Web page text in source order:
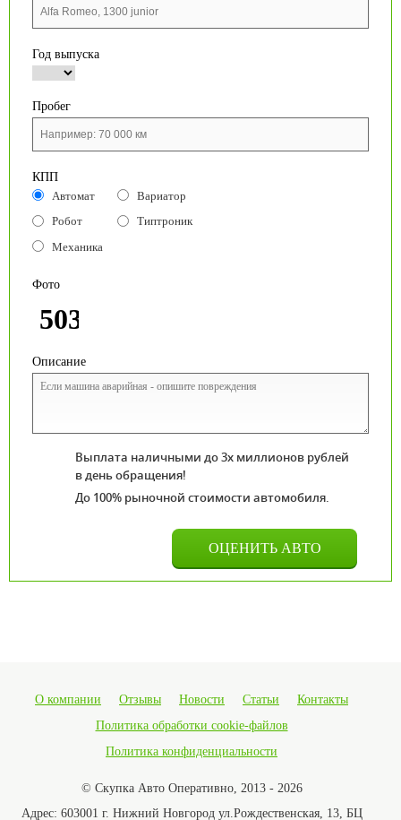
Год выпуска
Пробег
КПП
Автомат
Вариатор
Робот
Типтроник
Механика
Фото
Описание
Выплата наличными до 3х миллионов рублей
в день обращения!
До 100% рыночной стоимости автомобиля.
О компании Отзывы Новости Статьи
Контакты
Политика обработки cookie-файлов
Политика конфиденциальности
© Скупка Авто Оперативно, 2013 - 2026
Адрес: 603001 г. Нижний Новгород ул.Рождественская, 13, БЦ